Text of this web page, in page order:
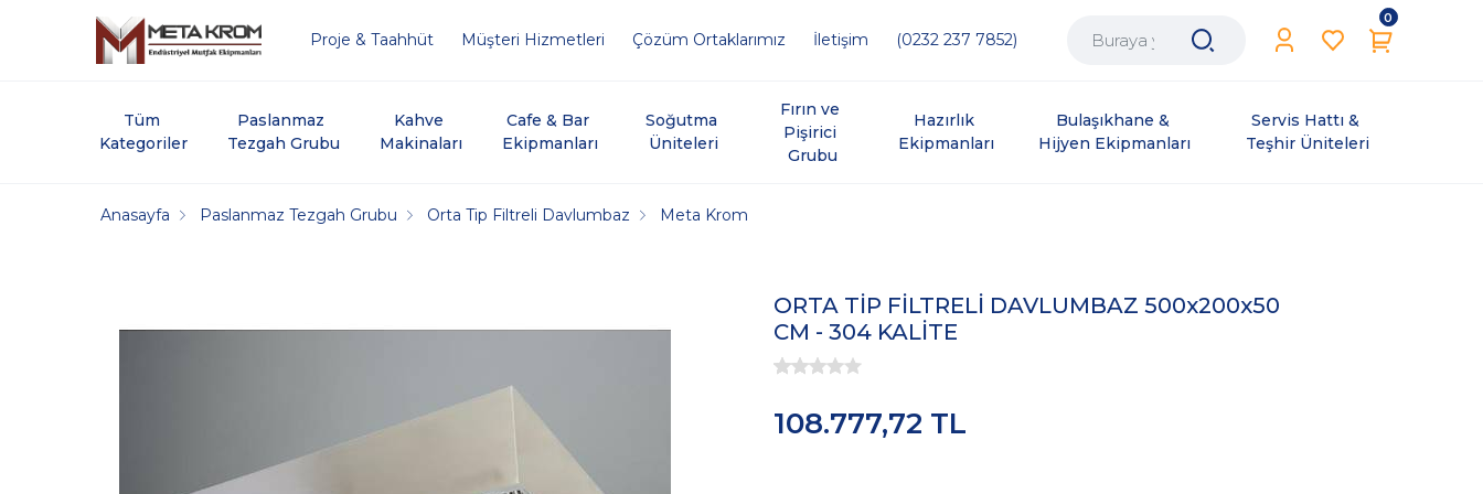
Proje & Taahhüt Müşteri Hizmetleri Çözüm Ortaklarımız İletişim (0232 237 7852)
0
Tüm
Kategoriler
Paslanmaz
Tezgah Grubu
Kahve
Makinaları
Cafe & Bar
Ekipmanları
Soğutma
Üniteleri
Fırın ve
Pişirici
Grubu
Hazırlık
Ekipmanları
Bulaşıkhane &
Hijyen Ekipmanları
Servis Hattı &
Teşhir Üniteleri
Anasayfa Paslanmaz Tezgah Grubu Orta Tip Filtreli Davlumbaz Meta Krom
ORTA TİP FİLTRELİ DAVLUMBAZ 500x200x50
CM - 304 KALİTE
108.777,72 TL